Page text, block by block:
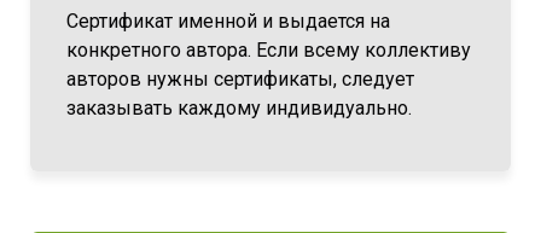
Сертификат именной и выдается на
конкретного автора. Если всему коллективу
авторов нужны сертификаты, следует
заказывать каждому индивидуально.